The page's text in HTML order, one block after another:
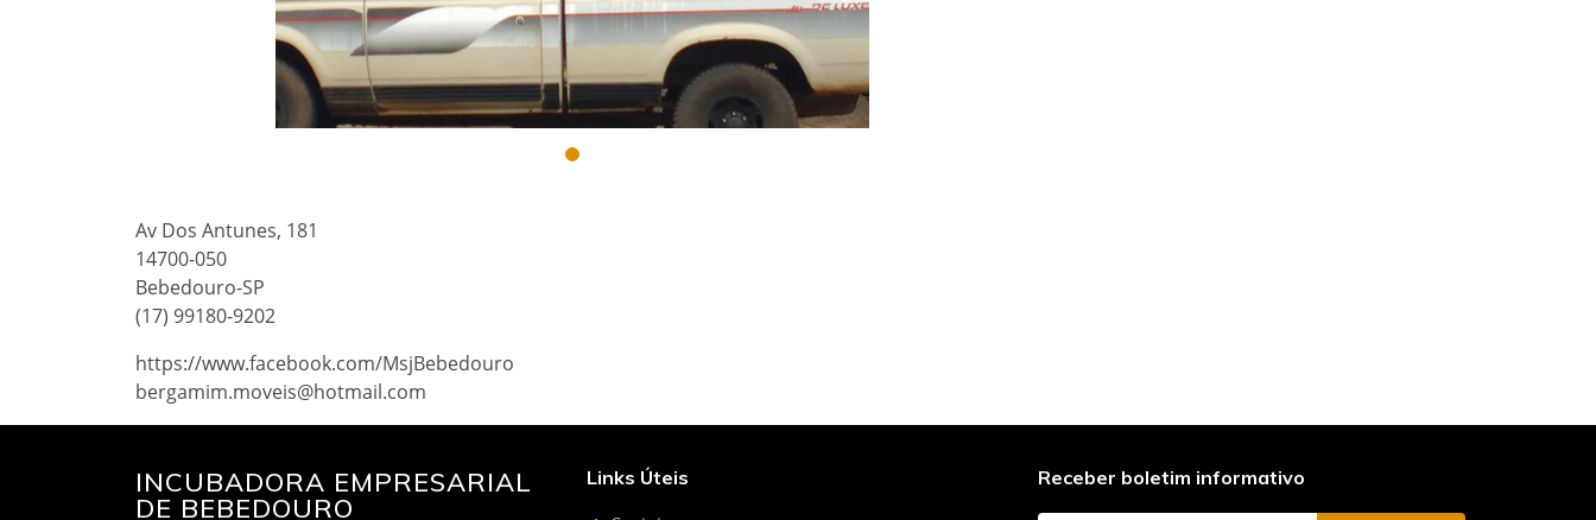
Av Dos Antunes, 181
14700-050
Bebedouro-SP
(17) 99180-9202
https://www.facebook.com/MsjBebedouro
bergamim.moveis@hotmail.com
INCUBADORA EMPRESARIAL
DE BEBEDOURO
Links Úteis Receber boletim informativo